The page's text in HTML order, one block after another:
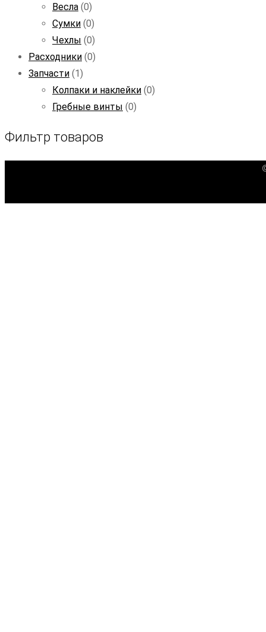
Весла (0)
Сумки (0)
Чехлы (0)
Расходники (0)
Запчасти (1)
Колпаки и наклейки (0)
Гребные винты (0)
Фильтр товаров